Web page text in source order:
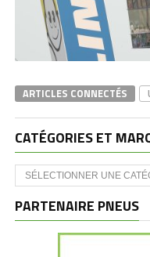
ARTICLES CONNECTÉS
CATÉGORIES ET
Catégories
et
PARTENAIRE PNEUS